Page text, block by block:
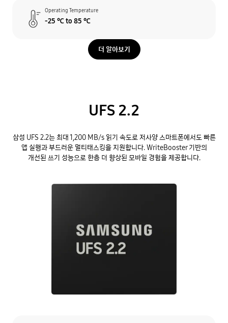
Operating Temperature
-25 ℃ to 85 ℃
더 알아보기
UFS 2.2
삼성 UFS 2.2는 최대 1,200 MB/s 읽기 속도로 저사양 스마트폰에서도 빠른
앱 실행과 부드러운 멀티태스킹을 지원합니다. WriteBooster 기반의
개선된 쓰기 성능으로 한층 더 향상된 모바일 경험을 제공합니다.